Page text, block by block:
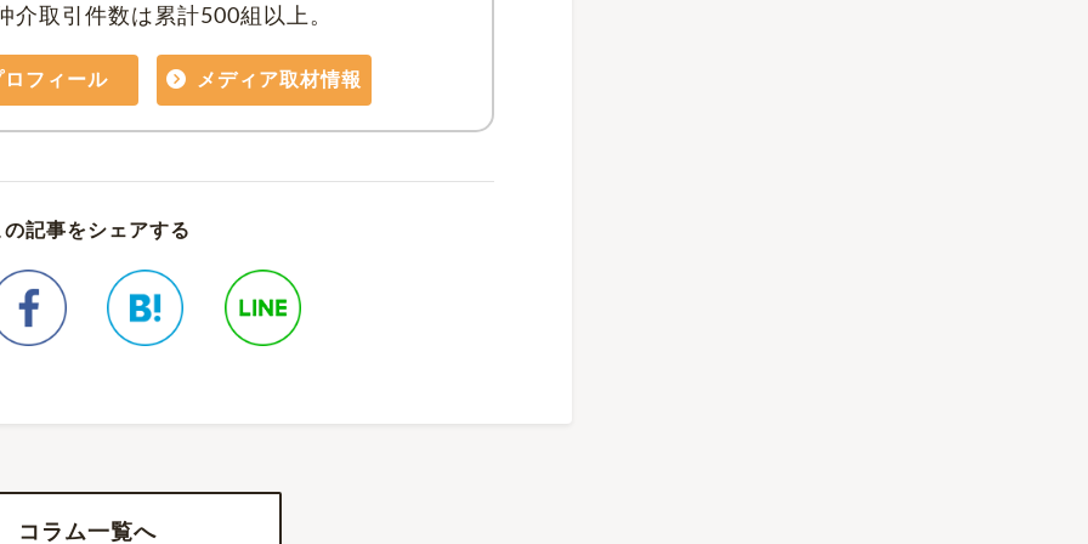
介取引件数は累計500組以上。
ロフィール メディア取材情報
の記事をシェアする
コラム一覧へ